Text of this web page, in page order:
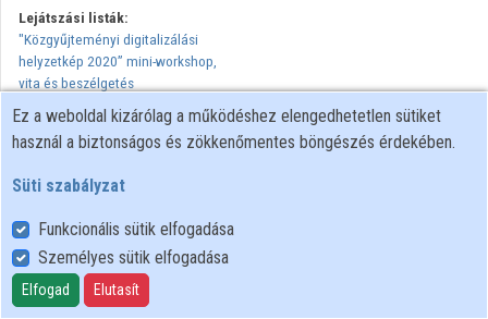
Lejátszási listák:
"Közgyűjteményi digitalizálási
helyzetkép 2020” mini-workshop,
vita és beszélgetés
Felvezető:Kokas Károly (SZTE KK) A 15-20 perces felvezető után
8-10 perces korreferátumokat tart:Bánki Zsolt (PIM),Györffy
Szabolcs (OSZK),Maczelka Árpád (OSZK),Biszak Sándor
kapcsolódóan vitafórum.
Felhasználói szabályzat
Adatkezelési tájékoztató
Ez a weboldal kizárólag a működéshez elengedhetetlen sütiket
használ a biztonságos és zökkenőmentes böngészés érdekében.
Süti szabályzat
Funkcionális sütik elfogadása
Személyes sütik elfogadása
Elfogad Elutasít